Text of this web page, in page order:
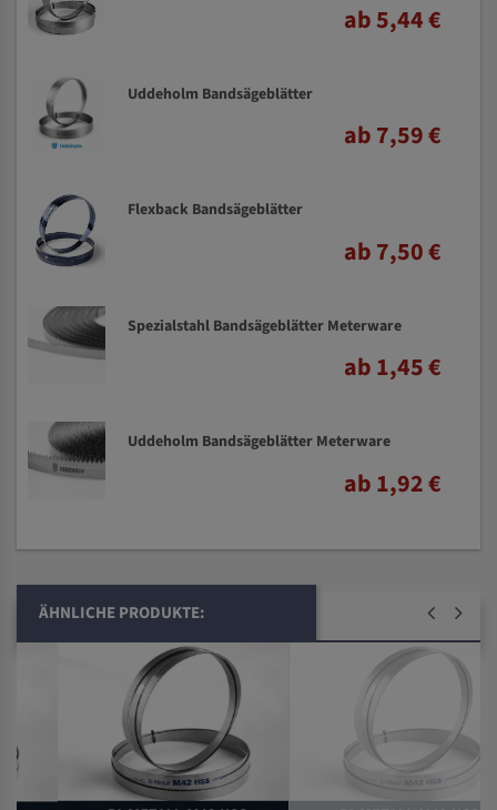
ab 5,44 €
Uddeholm Bandsägeblätter
ab 7,59 €
Flexback Bandsägeblätter
ab 7,50 €
Spezialstahl Bandsägeblätter Meterware
ab 1,45 €
Uddeholm Bandsägeblätter Meterware
ab 1,92 €
ÄHNLICHE PRODUKTE: